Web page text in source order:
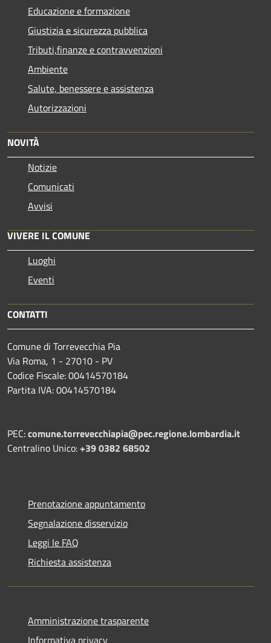
Educazione e formazione
Giustizia e sicurezza pubblica
Tributi,finanze e contravvenzioni
Ambiente
Salute, benessere e assistenza
Autorizzazioni
NOVITÀ
Notizie
Comunicati
Avvisi
VIVERE IL COMUNE
Luoghi
Eventi
CONTATTI
Comune di Torrevecchia Pia
Via Roma, 1 - 27010 - PV
Codice Fiscale: 00414570184
Partita IVA: 00414570184
PEC:comune.torrevecchiapia@pec.regione.lombardia.it
Centralino Unico:+39 0382 68502
Prenotazione appuntamento
Segnalazione disservizio
Leggi le FAQ
Richiesta assistenza
Amministrazione trasparente
Informativa privacy